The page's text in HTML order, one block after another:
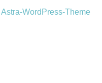
Astra-WordPress-Theme